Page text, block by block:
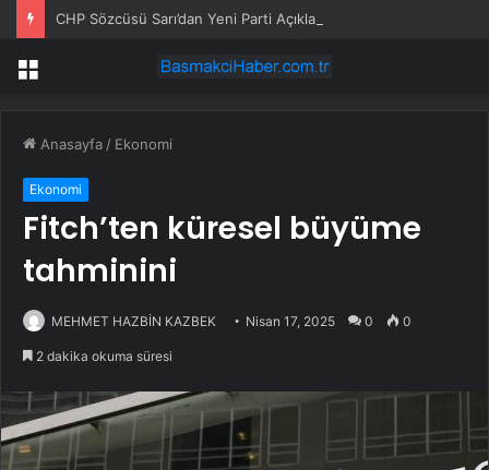
Menü
Anasayfa / Ekonomi
Ekonomi
Fitch’ten küresel büyüme
tahminini
MEHMET HAZBİN KAZBEK Nisan 17, 2025 0 0
2 dakika okuma süresi